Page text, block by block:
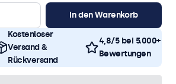
In den Warenkorb
Kostenloser
Versand &
Rückversand
4,8/5 bei 5.000+
Bewertungen